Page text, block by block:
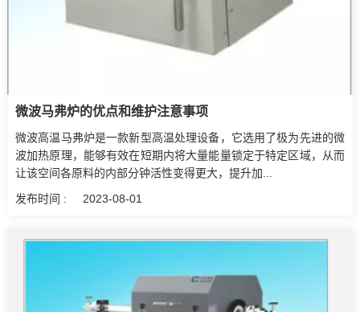
微波马弗炉的优点和维护注意事项
微波高温马弗炉是一款新型高温处理设备，它选用了极为先进的微
波加热原理，能够有效在短期内将大量能量锁定于特定区域，从而
让该空间各原料的内部分钟活性变得更大，提升加...
发布时间 :
2023-08-01